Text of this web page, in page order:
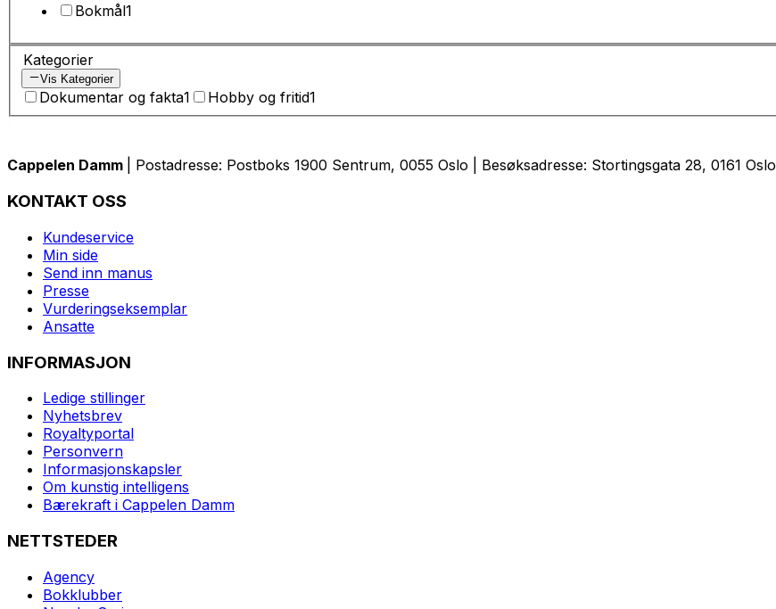
Bokmål1
Kategorier
Vis Kategorier
Dokumentar og fakta1 Hobby og fritid1
Cappelen Damm | Postadresse: Postboks 1900 Sentrum, 0055 Oslo | Besøksadresse: Stortingsgata 28, 0161 Oslo
KONTAKT OSS
Kundeservice
Min side
Send inn manus
Presse
Vurderingseksemplar
Ansatte
INFORMASJON
Ledige stillinger
Nyhetsbrev
Royaltyportal
Personvern
Informasjonskapsler
Om kunstig intelligens
Bærekraft i Cappelen Damm
NETTSTEDER
Agency
Bokklubber